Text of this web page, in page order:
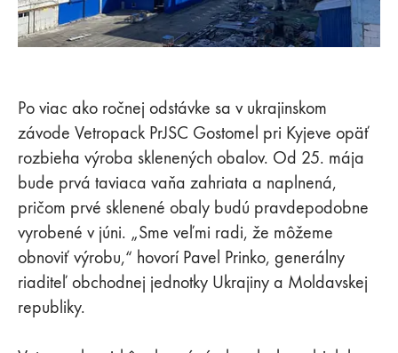
Po viac ako ročnej odstávke sa v ukrajinskom
závode Vetropack PrJSC Gostomel pri Kyjeve opäť
rozbieha výroba sklenených obalov. Od 25. mája
bude prvá taviaca vaňa zahriata a naplnená,
pričom prvé sklenené obaly budú pravdepodobne
vyrobené v júni. „Sme veľmi radi, že môžeme
obnoviť výrobu,“ hovorí Pavel Prinko, generálny
riaditeľ obchodnej jednotky Ukrajiny a Moldavskej
republiky.